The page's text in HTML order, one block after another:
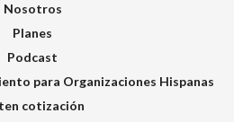
Nosotros
Planes
Podcast
para Organizaciones Hispanas
cotización